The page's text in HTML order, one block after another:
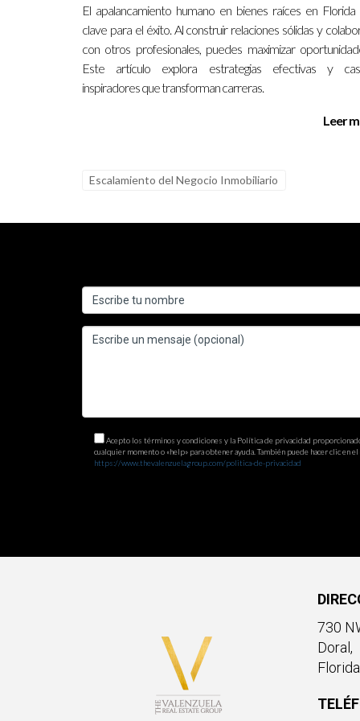
¿Qué habilidades necesito para ser
Para ser exitoso en el negocio inmobiliario,
contactos.
¿Es necesario tener mucho dinero
No necesariamente. Existen diferentes
El tiempo varía según la estrategia utilizada y el
Investiga áreas emergentes, utiliza plataformas
¿Qué errores debo evitar al comenzar
Evita no hacer suficiente investigación previa,
El apalancamiento humano en bienes raíces en Florida
clave para el éxito. Al construir relaciones sólidas y
con otros profesionales, puedes maximizar
Este artículo explora estrategias efectivas y
inspiradores que transforman carreras.
Leer
Escalamiento del Negocio Inmobiliario
Acepto los términos y condiciones y la Política de privacidad
cualquier momento o «help» para obtener ayuda. También puede hacer clic en
https://www.thevalenzuelagroup.com/politica-de-privacidad
730
Doral,